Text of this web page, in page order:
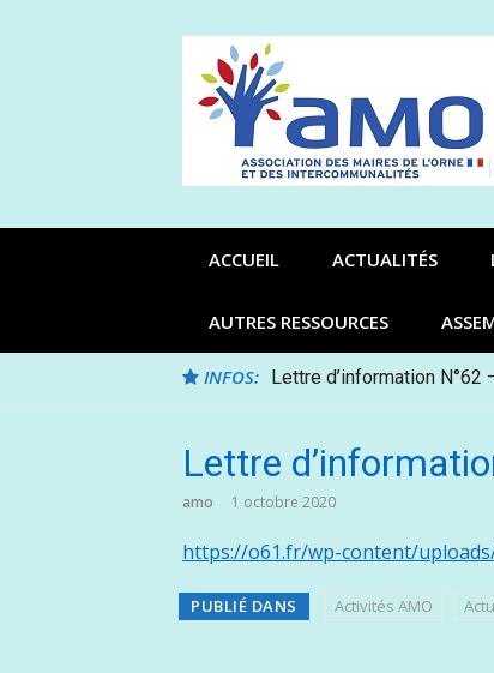
ACCUEIL ACTUALITÉS
AUTRES RESSOURCES
INFOS: Lettre d’information
Lettre
amo 1 octobre 2020
https://o61.fr/wp-content/
PUBLIÉ DANS Activités AMO